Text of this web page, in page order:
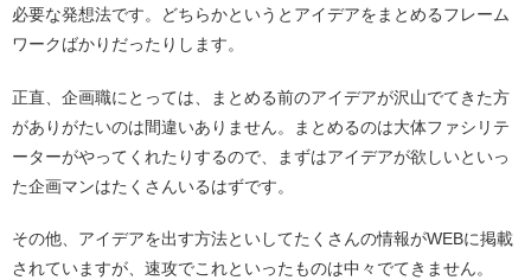
必要な発想法です。どちらかというとアイデアをまとめるフレーム
ワークばかりだったりします。
正直、企画職にとっては、まとめる前のアイデアが沢山でてきた方
がありがたいのは間違いありません。まとめるのは大体ファシリテ
ーターがやってくれたりするので、まずはアイデアが欲しいといっ
た企画マンはたくさんいるはずです。
その他、アイデアを出す方法といしてたくさんの情報がWEBに掲載
されていますが、速攻でこれといったものは中々でてきません。